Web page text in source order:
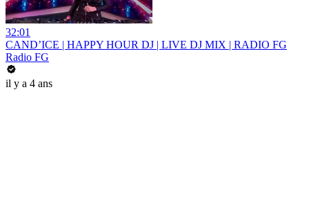
32:01
CAND’ICE | HAPPY HOUR DJ | LIVE DJ MIX | RADIO FG
Radio FG
il y a 4 ans